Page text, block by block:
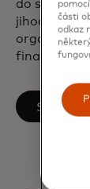
do
jihoafrické
finančních
Sledujte
opens in
části
odkaz